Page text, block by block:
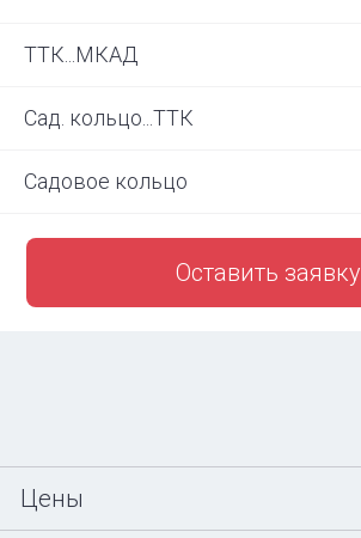
ТТК...МКАД
Сад. кольцо...ТТК
Садовое кольцо
Оставить заявку
Цены